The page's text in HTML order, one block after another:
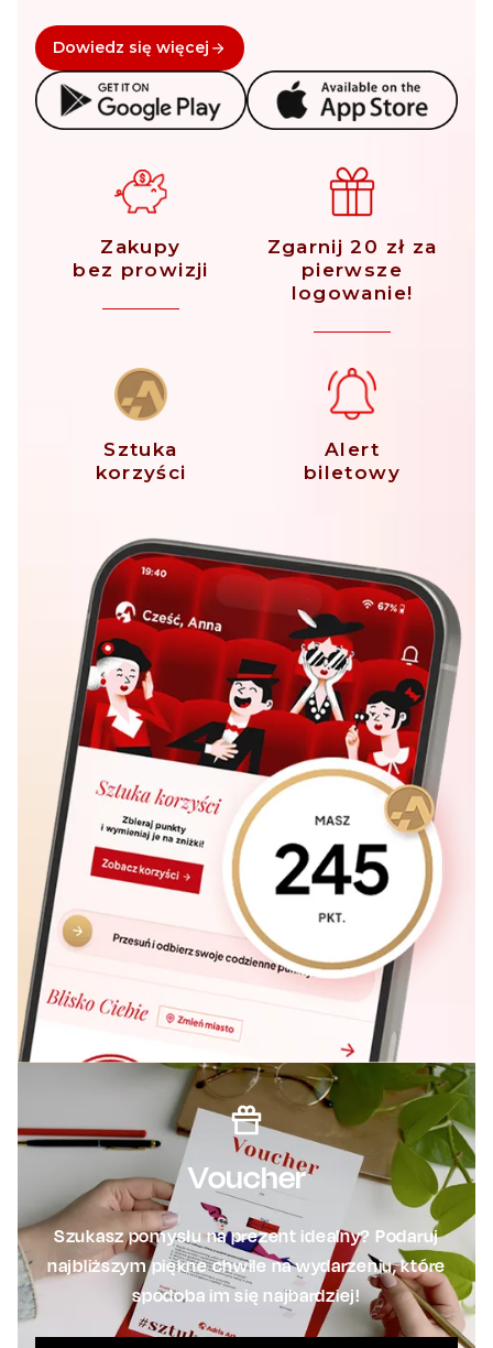
Dowiedz się więcej
Zakupy
bez prowizji
Zgarnij 20 zł za
pierwsze
logowanie!
Sztuka
korzyści
Alert
biletowy
Voucher
Szukasz pomysłu na prezent idealny? Podaruj
najbliższym piękne chwile na wydarzeniu, które
spodoba im się najbardziej!